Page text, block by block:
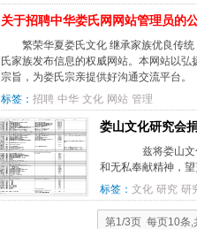
关于招聘中华娄氏网网站管理员的
繁荣华夏娄氏文化 继承家族优良
氏家族发布信息的权威网站。本网站以
宗旨，为娄氏宗亲提供好沟通交流平台
标签： 招聘 中华 文化 网站 管理
娄山文化研究会
兹将娄山文化
和无私奉献精神，
标签： 文化 研究 研
第1/3页 每页10条,